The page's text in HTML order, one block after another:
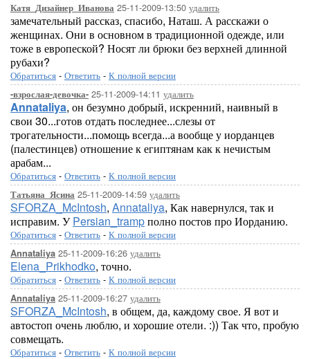
Катя_Дизайнер_Иванова 25-11-2009-13:50 удалить
замечательный рассказ, спасибо, Наташ. А расскажи о
женщинах. Они в основном в традиционной одежде, или
тоже в европеской? Носят ли брюки без верхней длинной
рубахи?
Обратиться - Ответить - К полной версии
-взрослая-девочка- 25-11-2009-14:11 удалить
Annataliya, он безумно добрый, искренний, наивный в
свои 30...готов отдать последнее...слезы от
трогательности...помощь всегда...а вообще у иорданцев
(палестинцев) отношение к египтянам как к нечистым
арабам...
Обратиться - Ответить - К полной версии
Татьяна_Ясина 25-11-2009-14:59 удалить
SFORZA_McIntosh, Annataliya, Как навернулся, так и
исправим. УPersian_trampполно постов про Иорданию.
Обратиться - Ответить - К полной версии
Annataliya 25-11-2009-16:26 удалить
Elena_Prikhodko, точно.
Обратиться - Ответить - К полной версии
Annataliya 25-11-2009-16:27 удалить
SFORZA_McIntosh, в общем, да, каждому свое. Я вот и
автостоп очень люблю, и хорошие отели. :)) Так что, пробую
совмещать.
Обратиться - Ответить - К полной версии